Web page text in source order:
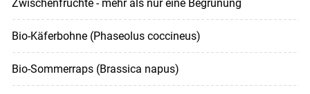
Zwischenfrüchte - mehr als nur eine Begrünung
Bio-Käferbohne (Phaseolus coccineus)
Bio-Sommerraps (Brassica napus)